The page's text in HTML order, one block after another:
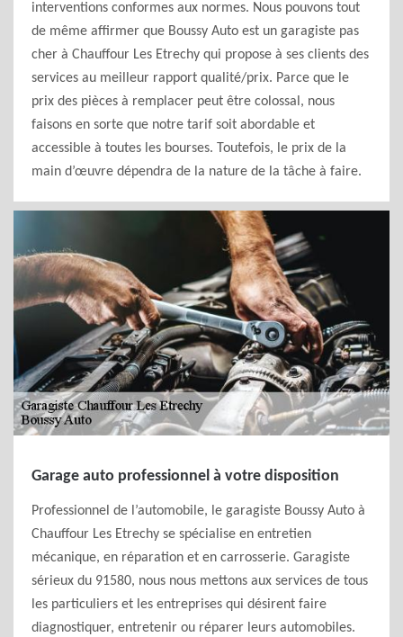
interventions conformes aux normes. Nous pouvons tout
de même affirmer que Boussy Auto est un garagiste pas
cher à Chauffour Les Etrechy qui propose à ses clients des
services au meilleur rapport qualité/prix. Parce que le
prix des pièces à remplacer peut être colossal, nous
faisons en sorte que notre tarif soit abordable et
accessible à toutes les bourses. Toutefois, le prix de la
main d’œuvre dépendra de la nature de la tâche à faire.
Garage auto professionnel à votre disposition
Professionnel de l’automobile, le garagiste Boussy Auto à
Chauffour Les Etrechy se spécialise en entretien
mécanique, en réparation et en carrosserie. Garagiste
sérieux du 91580, nous nous mettons aux services de tous
les particuliers et les entreprises qui désirent faire
diagnostiquer, entretenir ou réparer leurs automobiles.